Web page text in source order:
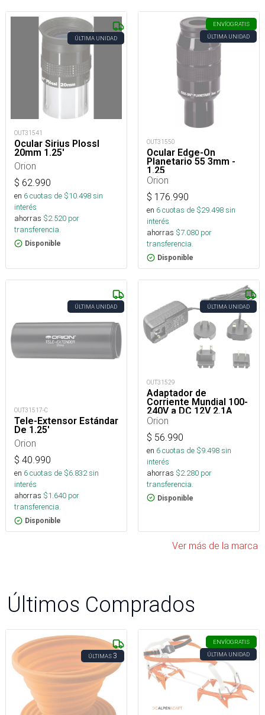
ÚLTIMA UNIDAD
OUT31541
Ocular Sirius Plossl
20mm 1.25'
Orion
$ 62.990
en 6cuotas de $10.498sin
interés
ahorras $2.520 por
transferencia.
Disponible
ENVÍOGRATIS
ÚLTIMA UNIDAD
OUT31550
Ocular Edge-On
Planetario 55 3mm -
1.25
Orion
$ 176.990
en 6cuotas de $29.498sin
interés
ahorras $7.080 por
transferencia.
Disponible
ÚLTIMA UNIDAD
OUT31517-C
Tele-Extensor Estándar
De 1.25'
Orion
$ 40.990
en 6cuotas de $6.832sin
interés
ahorras $1.640 por
transferencia.
Disponible
ÚLTIMA UNIDAD
OUT31529
Adaptador de
Corriente Mundial 100-
240V a DC 12V 2.1A
Orion
$ 56.990
en 6cuotas de $9.498sin
interés
ahorras $2.280 por
transferencia.
Disponible
Ver más de la marca
Últimos Comprados
ÚLTIMAS3
ENVÍOGRATIS
ÚLTIMA UNIDAD